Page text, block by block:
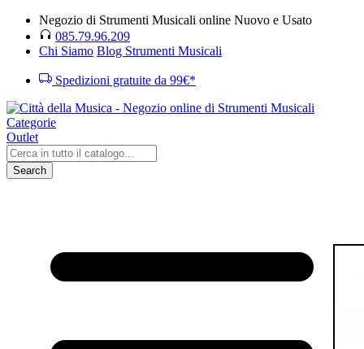
Negozio di Strumenti Musicali online Nuovo e Usato
085.79.96.209
Chi Siamo Blog Strumenti Musicali
Spedizioni gratuite da 99€*
Categorie
Outlet
Search